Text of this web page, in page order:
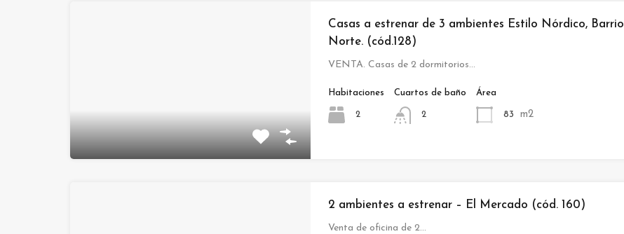
Casas a estrenar de 3 ambientes Estilo Nórdico, Barrio
Norte. (cód.128)
VENTA. Casas de 2 dormitorios…
Habitaciones
2
Cuartos de baño
2
Área
83 m2
2 ambientes a estrenar – El Mercado (cód. 160)
Venta de oficina de 2…